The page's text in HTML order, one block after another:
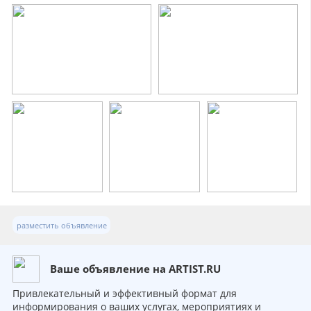
разместить объявление
Ваше объявление на ARTIST.RU
Привлекательный и эффективный формат для
информирования о ваших услугах, мероприятиях и